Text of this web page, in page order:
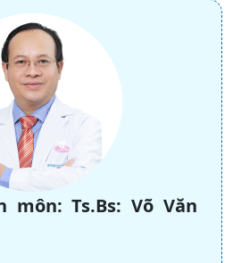
môn:Ts.Bs: Võ Văn